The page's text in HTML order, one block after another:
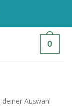
0
Auswahl